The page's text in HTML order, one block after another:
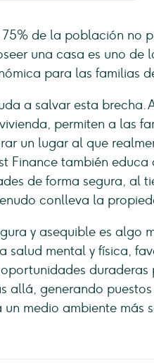
75% de la población no
una casa es uno de
para las familias
a salvar esta
permiten a las
un lugar al que
Finance también
de forma segura, al
conlleva la
y asequible es algo
salud mental y física,
allá, generando
medio ambiente más